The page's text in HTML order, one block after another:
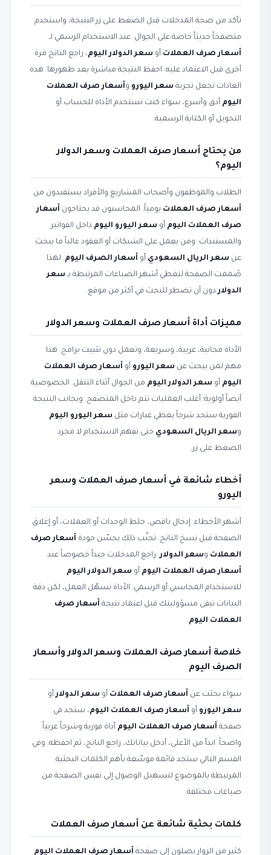
تأكد من صحة المدخلات قبل الضغط على زر النتيجة، واستخدم
متصفحاً حديثاً خاصة على الجوال. عند الاستخدام الرسمي لـ
أسعار صرف العملات أو سعر الدولار اليوم، راجع الناتج مرة
أخرى قبل الاعتماد عليه. احفظ النتيجة مباشرة بعد ظهورها. هذه
العادات تجعل تجربة سعر اليورو وأسعار صرف العملات
اليوم أدق وأسرع، سواء كنت تستخدم الأداة للحساب أو
التحويل أو الكتابة الرسمية.
من يحتاج أسعار صرف العملات وسعر الدولار
اليوم؟
الطلاب والموظفون وأصحاب المشاريع والأفراد يستفيدون من
أسعار صرف العملات يومياً. المحاسبون قد يحتاجون أسعار
صرف العملات اليوم أو سعر اليورو اليوم داخل الفواتير
والمستندات. ومن يعمل على الشيكات أو العقود غالباً ما يبحث
عن سعر الريال السعودي أو أسعار الصرف اليوم. لهذا
صُممت الصفحة لتغطي أشهر الصياغات المرتبطة بـ سعر
الدولاردون أن تضطر للبحث في أكثر من موقع.
مميزات أداة أسعار صرف العملات وسعر الدولار
الأداة مجانية، عربية، وسريعة، وتعمل دون تثبيت برامج. هذا
مهم لمن يبحث عن سعر اليورو أو أسعار صرف العملات
اليوم أو سعر الدولار اليوم من الجوال أثناء التنقل. الخصوصية
أيضاً أولوية؛ أغلب العمليات تتم داخل المتصفح. وبجانب النتيجة
الفورية ستجد شرحاً يغطي عبارات مثل سعر اليورو اليوم
وسعر الريال السعودي حتى تفهم الاستخدام لا مجرد
الضغط على زر.
أخطاء شائعة في أسعار صرف العملات وسعر
اليورو
أشهر الأخطاء: إدخال ناقص، خلط الوحدات أو العملات، أو إغلاق
الصفحة قبل نسخ الناتج. تجنّب ذلك يحسّن جودة أسعار صرف
العملات وسعر الدولار. راجع المدخلات جيداً خصوصاً عند
أسعار صرف العملات اليوم أو سعر الدولار اليوم
للاستخدام المحاسبي أو الرسمي. الأداة تسهّل العمل، لكن دقة
البيانات تبقى مسؤوليتك قبل اعتماد نتيجة أسعار صرف
العملات اليوم.
خلاصة أسعار صرف العملات وسعر الدولار وأسعار
الصرف اليوم
سواء بحثت عن أسعار صرف العملات أو سعر الدولارأو
سعر اليورو أو أسعار صرف العملات اليوم، ستجد في
صفحة أسعار صرف العملات اليوم أداة فورية وشرحاً عربياً
واضحاً. ابدأ من الأعلى، أدخل بياناتك، راجع الناتج، ثم احفظه. وفي
القسم التالي ستجد قائمة موسّعة بأهم الكلمات البحثية
المرتبطة بالموضوع لتسهيل الوصول إلى نفس الصفحة من
صياغات مختلفة.
كلمات بحثية شائعة عن أسعار صرف العملات
كثير من الزوار يصلون إلى صفحة أسعار صرف العملات اليوم